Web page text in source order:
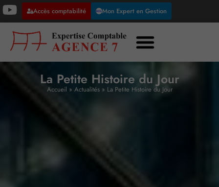
Accès comptabilité Mon Expert en Gestion
La Petite Histoire du Jour
Accueil » Actualités» La Petite Histoire du Jour